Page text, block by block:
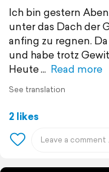
Ich bin gestern
unter das Dach der
anfing zu regnen.
und habe trotz
Heute
Read more
See translation
2 likes